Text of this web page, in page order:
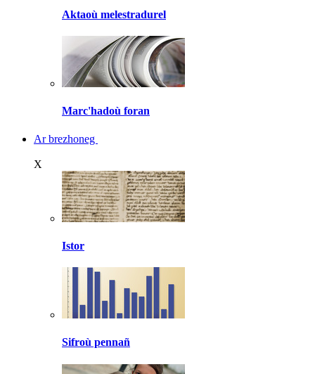
Aktaoù melestradurel
Marc'hadoù foran
Ar brezhoneg
X
Istor
Sifroù pennañ